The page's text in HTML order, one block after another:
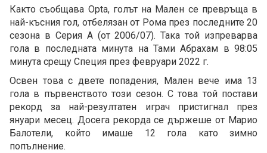
Както съобщава Opta, голът на Мален се превръща в
най-късния гол, отбелязан от Рома през последните 20
сезона в Серия А (от 2006/07). Така той изпреварва
гола в последната минута на Тами Абрахам в 98:05
минута срещу Специя през февруари 2022 г.
Освен това с двете попадения, Мален вече има 13
гола в първенството този сезон. С това той постави
рекорд за най-резултатен играч пристигнал през
януари месец. Досега рекорда се държеше от Марио
Балотели, който имаше 12 гола като зимно
попълнение.